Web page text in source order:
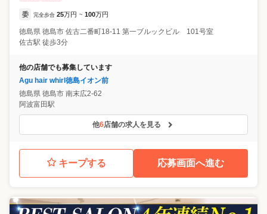
委 完全歩合 25万円 ~ 100万円
徳島県 徳島市 佐古二番町18-11 第一ブルックビル 101号室
佐古駅 徒歩3分
他の店舗でも募集しています
Agu hair whirl徳島イオン前
徳島県 徳島市 南末広2-62
阿波富田駅
他6店舗の求人を見る
キープする 応募画面へ進む